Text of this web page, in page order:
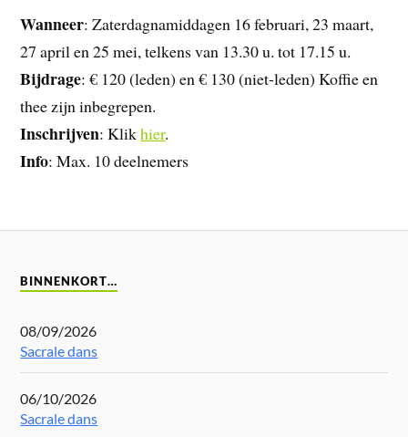
Wanneer: Zaterdagnamiddagen 16 februari, 23 maart,
27 april en 25 mei, telkens van 13.30 u. tot 17.15 u.
Bijdrage: € 120 (leden) en € 130 (niet-leden) Koffie en
thee zijn inbegrepen.
Inschrijven: Klikhier.
Info: Max. 10 deelnemers
BINNENKORT…
08/09/2026
Sacrale dans
06/10/2026
Sacrale dans